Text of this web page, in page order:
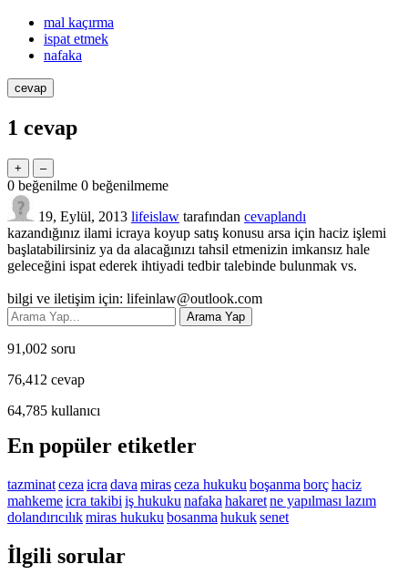
mal kaçırma
ispat etmek
nafaka
1 cevap
0 beğenilme 0 beğenilmeme
19, Eylül, 2013 lifeislaw tarafından cevaplandı
kazandığınız ilami icraya koyup satış konusu arsa için haciz işlemi
başlatabilirsiniz ya da alacağınızı tahsil etmenizin imkansız hale
geleceğini ispat ederek ihtiyadi tedbir talebinde bulunmak vs.
bilgi ve iletişim için: lifeinlaw@outlook.com
91,002 soru
76,412 cevap
64,785 kullanıcı
En popüler etiketler
tazminatceza icra dava mirasceza hukuku boşanma borçhaciz
mahkemeicra takibi iş hukuku nafaka hakaretne yapılması lazım
dolandırıcılıkmiras hukuku bosanma hukuksenet
İlgili sorular